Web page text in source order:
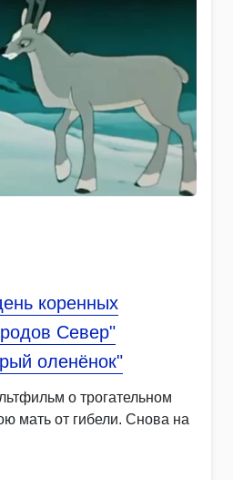
коренных
Север"
оленёнок"
о трогательном
мать от гибели. Снова на